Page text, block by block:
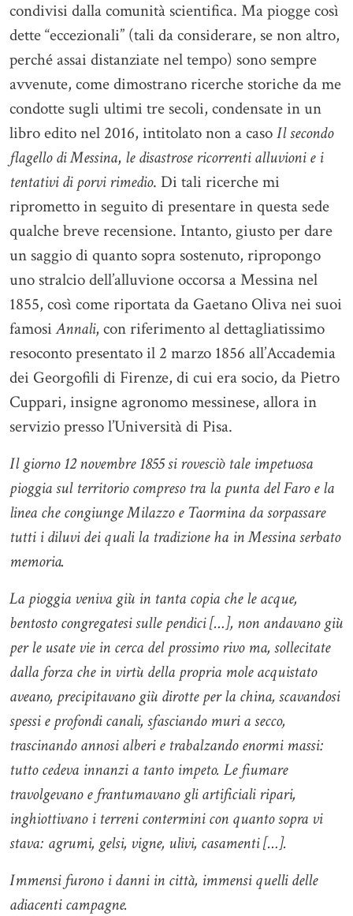
condivisi dalla comunità scientifica. Ma piogge così
dette “eccezionali” (tali da considerare, se non altro,
perché assai distanziate nel tempo) sono sempre
avvenute, come dimostrano ricerche storiche da me
condotte sugli ultimi tre secoli, condensate in un
libro edito nel 2016, intitolato non a casoIl secondo
flagello di Messina, le disastrose ricorrenti alluvioni e i
tentativi di porvi rimedio. Di tali ricerche mi
riprometto in seguito di presentare in questa sede
qualche breve recensione. Intanto, giusto per dare
un saggio di quanto sopra sostenuto, ripropongo
uno stralcio dell’alluvione occorsa a Messina nel
1855, così come riportata da Gaetano Oliva nei suoi
famosiAnnali, con riferimento al dettagliatissimo
resoconto presentato il 2 marzo 1856 all’Accademia
dei Georgofili di Firenze, di cui era socio, da Pietro
Cuppari, insigne agronomo messinese, allora in
servizio presso l’Università di Pisa.
Il giorno 12 novembre 1855 si rovesciò tale impetuosa
pioggia sul territorio compreso tra la punta del Faro e la
linea che congiunge Milazzo e Taormina da sorpassare
tutti i diluvi dei quali la tradizione ha in Messina serbato
memoria.
La pioggia veniva giù in tanta copia che le acque,
bentosto congregatesi sulle pendici […], non andavano giù
per le usate vie in cerca del prossimo rivo ma, sollecitate
dalla forza che in virtù della propria mole acquistato
aveano, precipitavano giù dirotte per la china, scavandosi
spessi e profondi canali, sfasciando muri a secco,
trascinando annosi alberi e trabalzando enormi massi:
tutto cedeva innanzi a tanto impeto. Le fiumare
travolgevano e frantumavano gli artificiali ripari,
inghiottivano i terreni contermini con quanto sopra vi
stava: agrumi, gelsi, vigne, ulivi, casamenti […].
Immensi furono i danni in città, immensi quelli delle
adiacenti campagne.